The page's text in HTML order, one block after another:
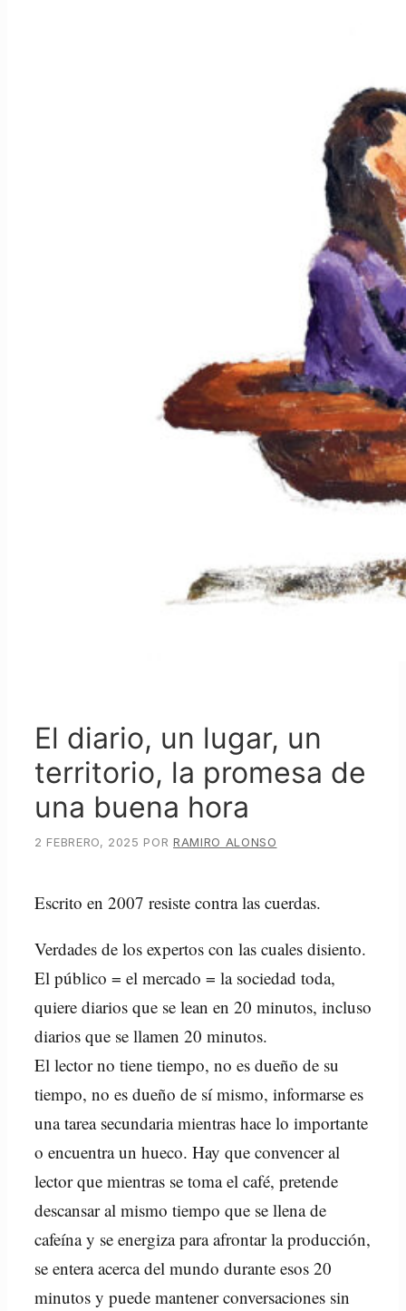
El diario, un lugar, un
territorio, la promesa de
una buena hora
2 FEBRERO, 2025 PORRAMIRO ALONSO
Escrito en 2007 resiste contra las cuerdas.
Verdades de los expertos con las cuales disiento.
El público = el mercado = la sociedad toda,
quiere diarios que se lean en 20 minutos, incluso
diarios que se llamen 20 minutos.
El lector no tiene tiempo, no es dueño de su
tiempo, no es dueño de sí mismo, informarse es
una tarea secundaria mientras hace lo importante
o encuentra un hueco. Hay que convencer al
lector que mientras se toma el café, pretende
descansar al mismo tiempo que se llena de
cafeína y se energiza para afrontar la producción,
se entera acerca del mundo durante esos 20
minutos y puede mantener conversaciones sin